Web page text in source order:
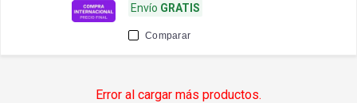
Envío GRATIS
Comparar
Error al cargar más productos.